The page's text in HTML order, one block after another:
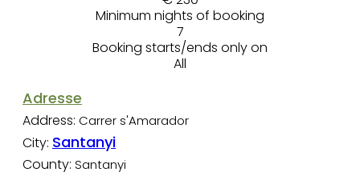
Minimum nights of booking
7
Booking starts/ends only on
All
Adresse
Address: Carrer s'Amarador
City: Santanyi
County: Santanyi